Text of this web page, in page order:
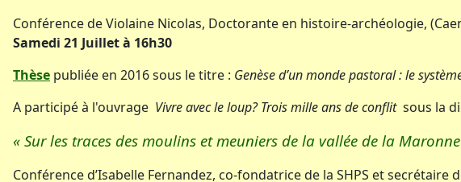
Conférence de Violaine Nicolas, Doctorante en histoire-archéologie,
Samedi 21 Juillet à 16h30
Thèse publiée en 2016 sous le titre : Genèse d’un monde pastoral : le
A participé à l'ouvrage Vivre avec le loup? Trois mille ans de conflit sous la
« Sur les traces des moulins et meuniers de la vallée de la
Conférence d’Isabelle Fernandez, co-fondatrice de la SHPS et secrétaire